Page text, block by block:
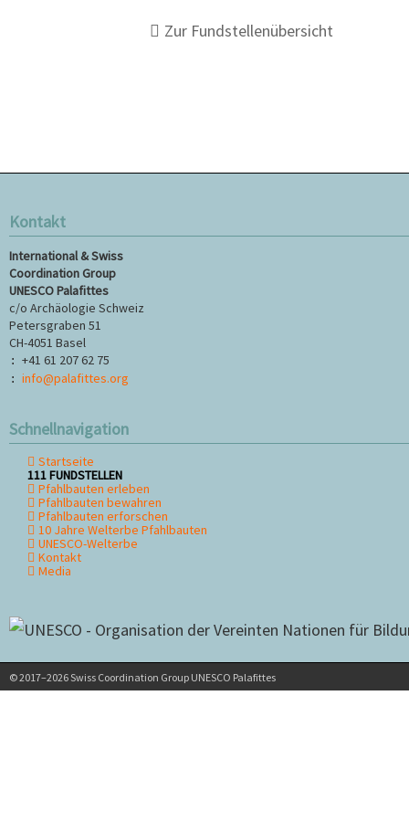
Zur Fundstellenübersicht
Kontakt
International & Swiss
Coordination Group
UNESCO Palafittes
c/o Archäologie Schweiz
Petersgraben 51
CH-4051 Basel
: +41 61 207 62 75
: info@palafittes.org
Schnellnavigation
Navigation
überspringen
Startseite
111 FUNDSTELLEN
Pfahlbauten erleben
Pfahlbauten bewahren
Pfahlbauten erforschen
10 Jahre Welterbe Pfahlbauten
UNESCO-Welterbe
Kontakt
Media
© 2017–2026 Swiss Coordination Group UNESCO Palafittes